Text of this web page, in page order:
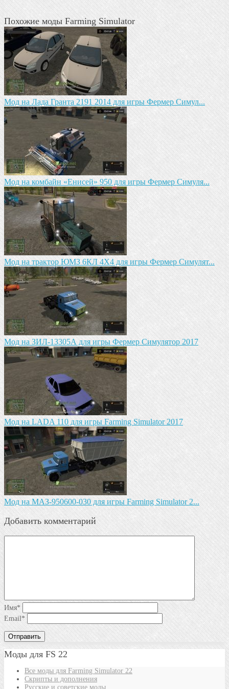
Похожие моды Farming Simulator
Мод на Лада Гранта 2191 2014 для игры Фермер Симул...
Мод на комбайн «Енисей» 950 для игры Фермер Симуля...
Мод на трактор ЮМЗ 6КЛ 4X4 для игры Фермер Симулят...
Мод на ЗИЛ-13305А для игры Фермер Симулятор 2017
Мод на LADA 110 для игры Farming Simulator 2017
Mод на МАЗ-950600-030 для игры Farming Simulator 2...
Добавить комментарий
Имя*
Email*
Моды для FS 22
Все моды для Farming Simulator 22
Скрипты и дополнения
Русские и советские моды